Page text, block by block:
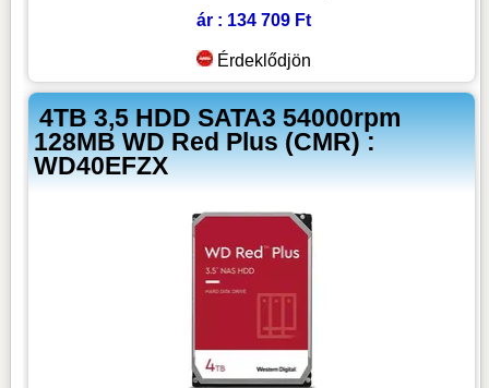
ár : 134 709 Ft
Érdeklődjön
4TB 3,5 HDD SATA3 54000rpm
128MB WD Red Plus (CMR) :
WD40EFZX